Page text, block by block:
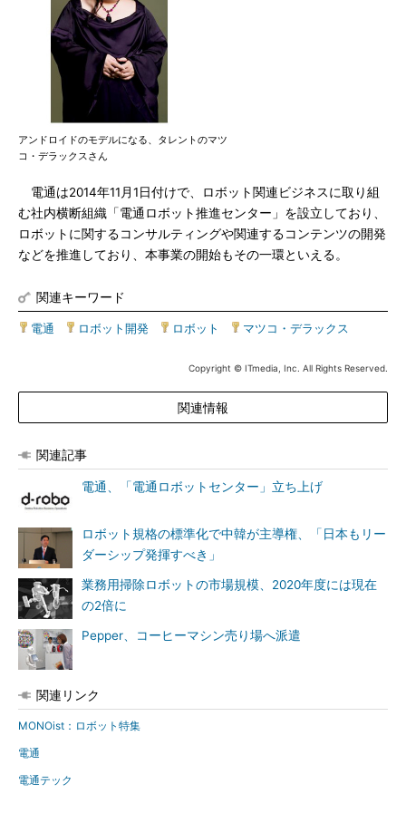
アンドロイドのモデルになる、タレントのマツ
コ・デラックスさん
電通は2014年11月1日付けで、ロボット関連ビジネスに取り組
む社内横断組織「電通ロボット推進センター」を設立しており、
ロボットに関するコンサルティングや関連するコンテンツの開発
などを推進しており、本事業の開始もその一環といえる。
関連キーワード
電通 ロボット開発 ロボット マツコ・デラックス
Copyright © ITmedia, Inc. All Rights Reserved.
関連情報
関連記事
電通、「電通ロボットセンター」立ち上げ
ロボット規格の標準化で中韓が主導権、「日本もリー
ダーシップ発揮すべき」
業務用掃除ロボットの市場規模、2020年度には現在
の2倍に
Pepper、コーヒーマシン売り場へ派遣
関連リンク
MONOist：ロボット特集
電通
電通テック